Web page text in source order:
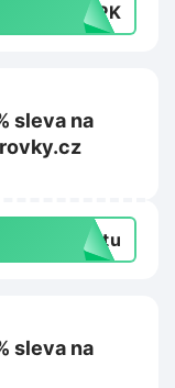
F3PK
sleva na
extu
sleva na